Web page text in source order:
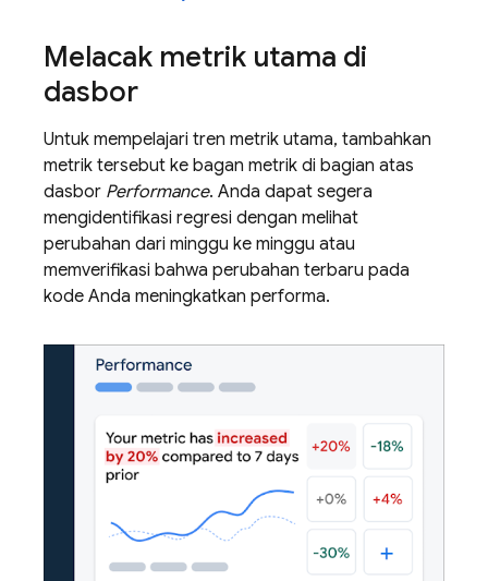
Melacak metrik utama di
dasbor
Untuk mempelajari tren metrik utama, tambahkan
metrik tersebut ke bagan metrik di bagian atas
dasbor Performance. Anda dapat segera
mengidentifikasi regresi dengan melihat
perubahan dari minggu ke minggu atau
memverifikasi bahwa perubahan terbaru pada
kode Anda meningkatkan performa.